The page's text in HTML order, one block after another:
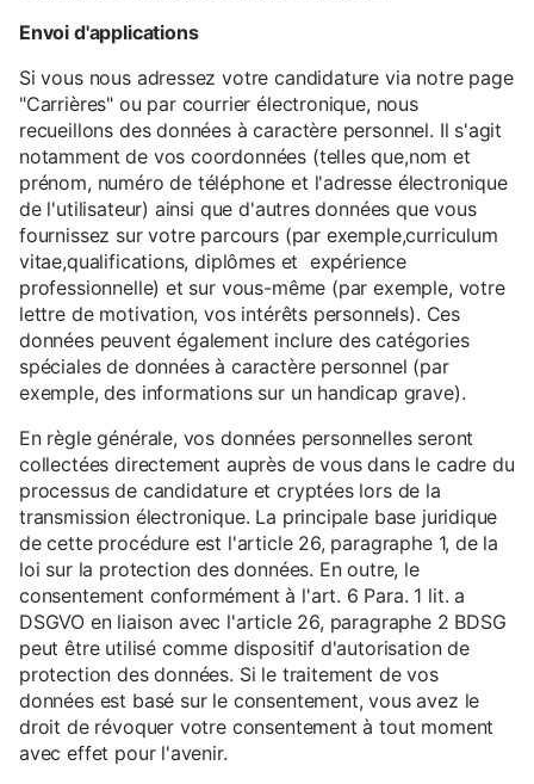
Envoi d'applications
Si vous nous adressez votre candidature via notre page
"Carrières" ou par courrier électronique, nous
recueillons des données à caractère personnel. Il s'agit
notamment de vos coordonnées (telles que,nom et
prénom, numéro de téléphone et l'adresse électronique
de l'utilisateur) ainsi que d'autres données que vous
fournissez sur votre parcours (par exemple,curriculum
vitae,qualifications, diplômes et expérience
professionnelle) et sur vous-même (par exemple, votre
lettre de motivation, vos intérêts personnels). Ces
données peuvent également inclure des catégories
spéciales de données à caractère personnel (par
exemple, des informations sur un handicap grave).
En règle générale, vos données personnelles seront
collectées directement auprès de vous dans le cadre du
processus de candidature et cryptées lors de la
transmission électronique. La principale base juridique
de cette procédure est l'article 26, paragraphe 1, de la
loi sur la protection des données. En outre, le
consentement conformément à l'art. 6 Para. 1 lit. a
DSGVO en liaison avec l'article 26, paragraphe 2 BDSG
peut être utilisé comme dispositif d'autorisation de
protection des données. Si le traitement de vos
données est basé sur le consentement, vous avez le
droit de révoquer votre consentement à tout moment
avec effet pour l'avenir.